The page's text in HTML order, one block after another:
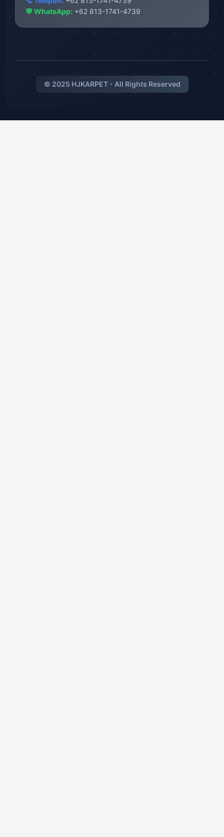
💬 WhatsApp: +62 813-1741-4739
© 2025 HJKARPET - All Rights Reserved